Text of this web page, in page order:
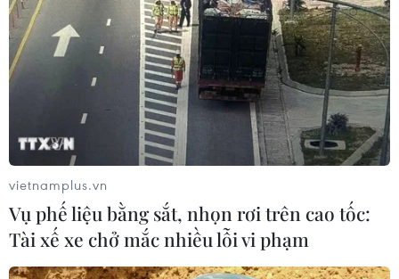
Tăng tốc giải ngân đầu tư công,
chấm dứt tâm lý trông chờ
05/08/2026 07:39
Hoàn thiện khuôn khổ pháp lý về
05/08/2026 03:43
vietnamplus.vn
Vụ phế liệu bằng sắt, nhọn rơi trên cao tốc:
Tài xế xe chở mắc nhiều lỗi vi phạm